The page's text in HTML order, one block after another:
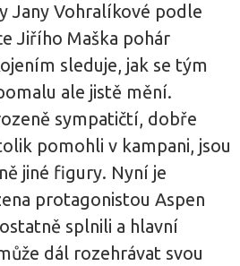
Jany Vohralíkové podle
Jiřího Maška pohár
sleduje, jak se tým
ale jistě mění.
sympatičtí, dobře
pomohli v kampani, jsou
jiné figury. Nyní je
protagonistou Aspen
splnili a hlavní
dál rozehrávat svou